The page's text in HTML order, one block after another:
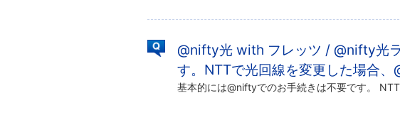
@nifty光 with フレッツ / @nifty光
す。NTTで光回線を変更した場合、